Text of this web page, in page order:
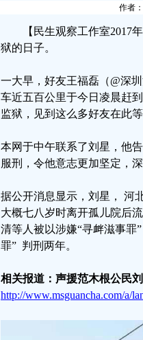
作者
【民生观察工作室2017
狱的日子。
一大早，好友王福磊（@深
车近五百公里于今日凌晨赶
监狱，见到这么多好友在此
本网于中午联系了刘星，他
服刑，令他意志更加坚定，
据公开消息显示，刘星， 河
大概七八岁时离开孤儿院后
清等人被以涉嫌“寻衅滋事罪
罪” 判刑两年。
相关报道：声援范木根公民
http://www.msguancha.com/a/